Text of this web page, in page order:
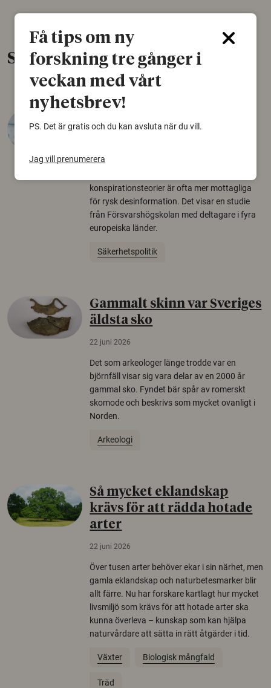
Senaste nytt
desinformation?
konspirationsteorier är ofta mer mottagliga
för rysk desinformation. Det visar en studie
från Försvarshögskolan med deltagare i fyra
europeiska länder.
Säkerhetspolitik
Gammalt skinn var Sveriges
äldsta sko
22 juni 2026
Det som arkeologer länge trodde var en
björnfäll visar sig vara delar av en 2000 år
gammal sko. Fyndet bär spår av romerskt
skomode och beskrivs som mycket ovanligt i
Norden.
Arkeologi
Så mycket eklandskap
krävs för att rädda hotade
arter
22 juni 2026
Över tusen arter behöver ekar i sin närhet, men
gamla eklandskap och naturbetesmarker blir
allt färre. Nu har forskare kartlagt hur mycket
livsmiljö som krävs för att hotade arter ska
kunna överleva – kunskap som kan hjälpa
naturvårdare att sätta in rätt åtgärder i tid.
Växter Biologisk mångfald
Träd
Få tips om ny
forskning tre gånger i
veckan med vårt
nyhetsbrev!
PS. Det är gratis och du kan avsluta när du vill.
Jag vill prenumerera